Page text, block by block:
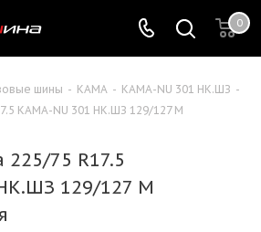
0
шины - КАМА - КАМА-NU 301 НК.ШЗ -
KAMA-NU 301 НК.ШЗ 129/127 M
225/75 R17.5
129/127 M